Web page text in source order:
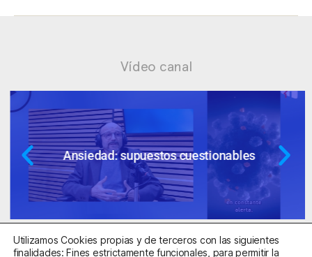
Vídeo canal
Ansiedad: supuestos cuestionables
Utilizamos Cookies propias y de terceros con las siguientes
finalidades: Fines estrictamente funcionales, para permitir la